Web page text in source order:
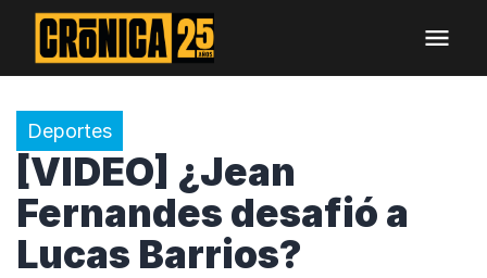
Deportes
[VIDEO] ¿Jean
Fernandes desafió a
Lucas Barrios?